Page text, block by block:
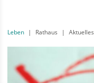
Leben Rathaus Aktuelles